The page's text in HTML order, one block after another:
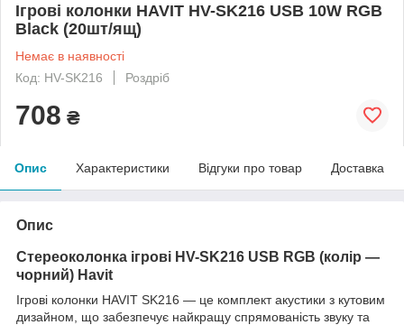
Ігрові колонки HAVIT HV-SK216 USB 10W RGB
Black (20шт/ящ)
Немає в наявності
Код: HV-SK216
Роздріб
708 ₴
Опис Характеристики Відгуки про товар Доставка
Опис
Стереоколонка ігрові HV-SK216 USB RGB (колір —
чорний) Havit
Ігрові колонки HAVIT SK216 — це комплект акустики з кутовим
дизайном, що забезпечує найкращу спрямованість звуку та